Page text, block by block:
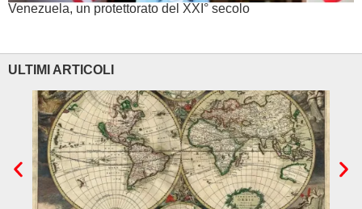
Venezuela, un protettorato del XXI° secolo
ULTIMI ARTICOLI